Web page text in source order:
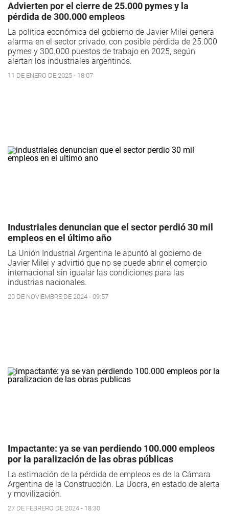
Advierten por el cierre de 25.000 pymes y la
pérdida de 300.000 empleos
La política económica del gobierno de Javier Milei genera
alarma en el sector privado, con posible pérdida de 25.000
pymes y 300.000 puestos de trabajo en 2025, según
alertan los industriales argentinos.
11 DE ENERO DE 2025 - 18:07
Industriales denuncian que el sector perdió 30 mil
empleos en el último año
La Unión Industrial Argentina le apuntó al gobierno de
Javier Milei y advirtió que no se puede abrir el comercio
internacional sin igualar las condiciones para las
industrias nacionales.
20 DE NOVIEMBRE DE 2024 - 09:57
Impactante: ya se van perdiendo 100.000 empleos
por la paralización de las obras públicas
La estimación de la pérdida de empleos es de la Cámara
Argentina de la Construcción. La Uocra, en estado de alerta
y movilización.
27 DE FEBRERO DE 2024 - 18:30